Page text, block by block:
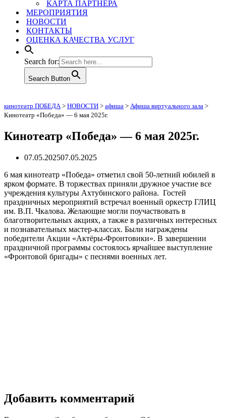
КАРТА ПАРТНЕРА
МЕРОПРИЯТИЯ
НОВОСТИ
КОНТАКТЫ
ОЦЕНКА КАЧЕСТВА УСЛУГ
Search for:
Search Button
кинотеатр ПОБЕДА> НОВОСТИ > афиша > Афиша виртуального зала >
Кинотеатр «Победа» — 6 мая 2025г.
Кинотеатр «Победа» — 6 мая 2025г.
07.05.202507.05.2025
6 мая кинотеатр «Победа» отметил свой 50-летний юбилей в
ярком формате. В торжествах приняли дружное участие все
учреждения культуры Ахтубинского района. Гостей
праздничных мероприятий встречал военный оркестр ГЛИЦ
им. В.П. Чкалова. Желающие могли поучаствовать в
благотворительных акциях, а также в различных интересных
и познавательных мастер-классах. Были награждены
победители Акции «Актёры-Фронтовики». В завершении
праздничной программы состоялось ярчайшее выступление
«Фронтовой бригады» с песнями военных лет.
Добавить комментарий